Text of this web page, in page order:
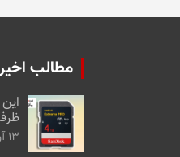
مطالب
13 آوریل 2024